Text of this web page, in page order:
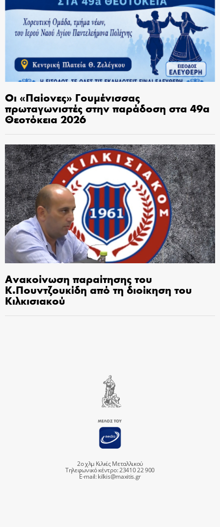
Οι «Παίονες» Γουμένισσας
πρωταγωνιστές στην παράδοση στα 49α
Θεοτόκεια 2026
Ανακοίνωση παραίτησης του
Κ.Πουντζουκίδη από τη διοίκηση του
Κιλκισιακού
2ο χλμ Κιλκίς Μεταλλικού
Τηλεφωνικό κέντρο: 23410 22 900
E-mail:kilkis@maxitis.gr